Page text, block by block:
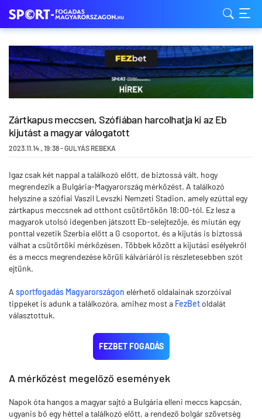
Zártkapus meccsen, Szófiában harcolhatja ki az Eb
kijutást a magyar válogatott
2023.11.14.,19:38-GULYÁS REBEKA
Igaz csak két nappal a találkozó előtt, de biztossá vált, hogy
megrendezik a Bulgária-Magyarország mérkőzést. A találkozó
helyszíne a szófiai Vaszil Levszki Nemzeti Stadion, amely ezúttal egy
zártkapus meccsnek ad otthont csütörtökön 18:00-tól. Ez lesz a
magyarok utolsó idegenben játszott Eb-selejtezője, és miután egy
ponttal vezetik Szerbia előtt a G csoportot, és a kijutás is biztossá
válhat a csütörtöki mérkőzésen. Többek között a kijutási esélyekről
és a meccs megrendezése körüli kálváriáról is részletesebben szót
ejtünk.
A sportfogadás Magyarországon elérhető oldalainak szorzóival
tippeket is adunk a találkozóra, amihez most a FezBetoldalát
választottuk.
FEZBET FOGADÁS
A mérkőzést megelőző események
Napok óta hangos a magyar sajtó a Bulgária elleni meccs kapcsán,
ugyanis bő egy héttel a találkozó előtt, a rendező bolgár szövetség